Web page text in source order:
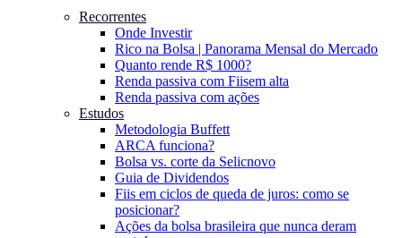
Recorrentes
Onde Investir
Rico na Bolsa | Panorama Mensal do Mercado
Quanto rende R$ 1000?
Renda passiva com Fiisem alta
Renda passiva com ações
Estudos
Metodologia Buffett
ARCA funciona?
Bolsa vs. corte da Selicnovo
Guia de Dividendos
Fiis em ciclos de queda de juros: como se
posicionar?
Ações da bolsa brasileira que nunca deram